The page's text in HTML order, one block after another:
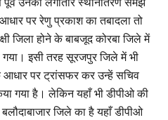
पर रेणु प्रकाश का तबादला तो
जिला होने के बाबजूद कोरबा जिले में
इसी तरह सूरजपुर जिले में भी
पर ट्रांसफर कर उन्हें सचिव
गया है। लेकिन यहाँ भी डीपीओ की
जिले का है यहाँ डीपीओ